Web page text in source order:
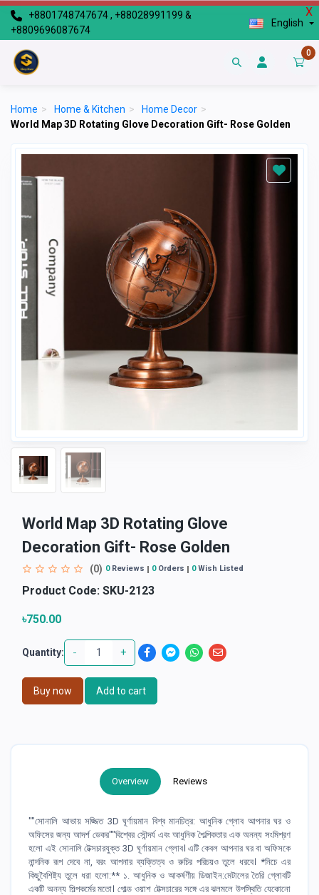
X
+8801748747674 , +88028991199 &
+8809696087674
English
0
Home > Home & Kitchen > Home Decor >
World Map 3D Rotating Glove Decoration Gift- Rose Golden
World Map 3D Rotating Glove
Decoration Gift- Rose Golden
(0) 0Reviews 0Orders 0Wish Listed
Product Code: SKU-2123
৳750.00
Quantity: - +
Buy now Add to cart
Overview Reviews
""সোনালি আভায় সজ্জিত 3D ঘূর্ণায়মান বিশ্ব মানচিত্র: আধুনিক গ্লোব আপনার ঘর ও
অফিসের জন্য আদর্শ ডেকর""বিশ্বের সৌন্দর্য এবং আধুনিক শৈল্পিকতার এক অনন্য সংমিশ্রণ
হলো এই সোনালি টেক্সচারযুক্ত 3D ঘূর্ণায়মান গ্লোব। এটি কেবল আপনার ঘর বা অফিসকে
নান্দনিক রূপ দেবে না, বরং আপনার ব্যক্তিত্ব ও রুচির পরিচয়ও তুলে ধরবে। *নিচে এর
কিছুবৈশিষ্ট্য তুলে ধরা হলো:** ১. আধুনিক ও আকর্ষণীয় ডিজাইন:মেটালের তৈরি গ্লোবটি
একটি অনন্য শিল্পকর্মের মতো। গোল্ড ওয়াশ টেক্সচারের সঙ্গে এর ঝলমলে উপস্থিতি যেকোনো